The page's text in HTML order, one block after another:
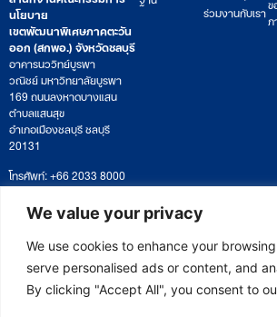
We value your privacy
We use cookies to enhance your
serve personalised ads or content, and
By clicking "Accept All", you consent to
นโยบาย
เขตพัฒนาพิเศษภาคตะวัน
ออก (สกพอ.) จังหวัดชลบุรี
อาคารนววิทย์บูรพา
วณิชย์ มหาวิทยาลัยบูรพา
169 ถนนลงหาดบางแสน
ตำบลแสนสุข
อำเภอเมืองชลบุรี ชลบุรี
20131
โทรศัพท์: +66 2033 8000
เวลาทำการ: จันทร์ – ศุกร์
09:00 – 17:00 น.
ติดตามหนังสือหรือยื่นเอกสาร
saraban@eeco.or.th
ร่วมงานกับเรา